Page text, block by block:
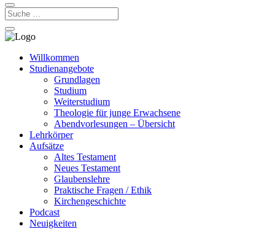
Willkommen
Studienangebote
Grundlagen
Studium
Weiterstudium
Theologie für junge Erwachsene
Abendvorlesungen – Übersicht
Lehrkörper
Aufsätze
Altes Testament
Neues Testament
Glaubenslehre
Praktische Fragen / Ethik
Kirchengeschichte
Podcast
Neuigkeiten